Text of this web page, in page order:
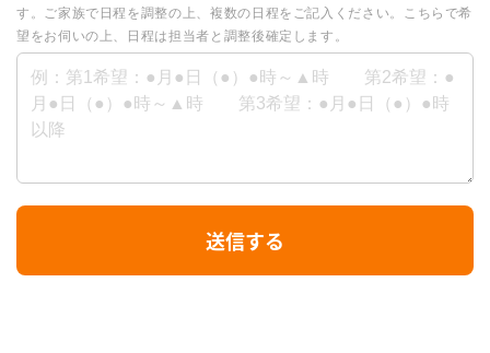
す。ご家族で日程を調整の上、複数の日程をご記入ください。こちらで希
望をお伺いの上、日程は担当者と調整後確定します。
I
送信する